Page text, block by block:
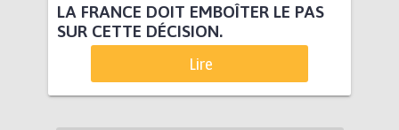
LA FRANCE DOIT EMBOÎTER LE PAS
SUR CETTE DÉCISION.
Lire